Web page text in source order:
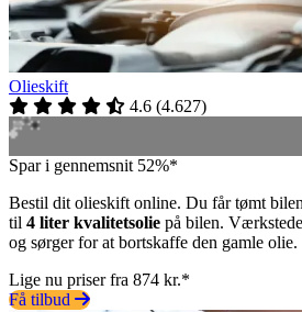
Olieskift
4.6 (4.627)
Spar i gennemsnit 52%*
Bestil dit olieskift online. Du får tømt
til 4 liter kvalitetsolie på bilen.
og sørger for at bortskaffe den gamle olie.
Lige nu priser fra 874 kr.*
Få tilbud